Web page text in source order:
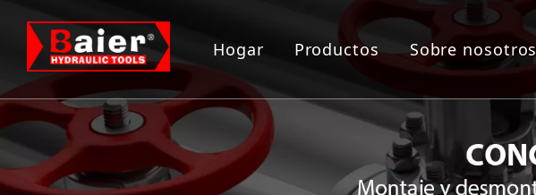
Hogar Productos
Herramientas de empernado
Gato hidraulico
Bomba hidráulica
Sobre nosotros